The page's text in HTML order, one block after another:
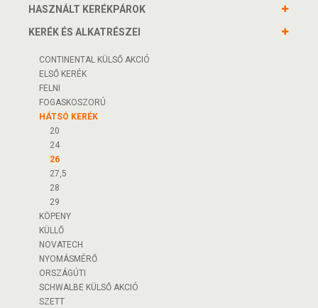
HASZNÁLT KERÉKPÁROK
KERÉK ÉS ALKATRÉSZEI
CONTINENTAL KÜLSŐ AKCIÓ
ELSŐ KERÉK
FELNI
FOGASKOSZORÚ
HÁTSÓ KERÉK
20
24
26
27,5
28
29
KÖPENY
KÜLLŐ
NOVATECH
NYOMÁSMÉRŐ
ORSZÁGÚTI
SCHWALBE KÜLSŐ AKCIÓ
SZETT